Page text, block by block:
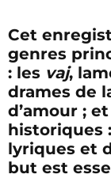
Cet
genres
: les vaj,
drames de
d’amour ;
historiques
lyriques et
but est